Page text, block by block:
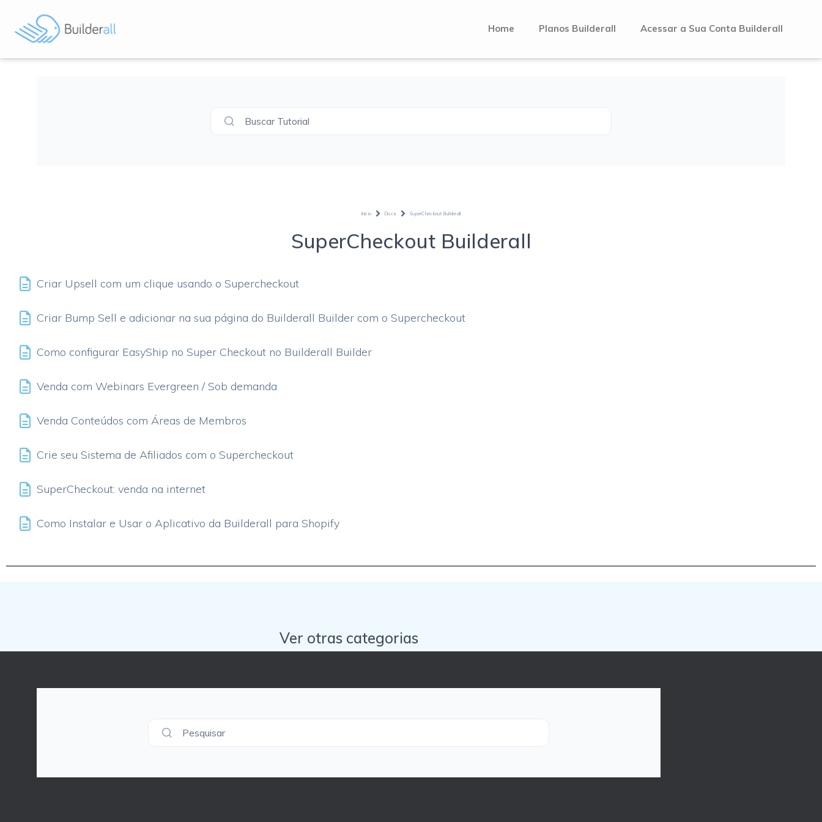
Home Planos Builderall Acessar a Sua Conta Builderall
Buscar Tutorial
Inicio Docs SuperCheckout Builderall
SuperCheckout Builderall
Criar Upsell com um clique usando o Supercheckout
Criar Bump Sell e adicionar na sua página do Builderall Builder com o Supercheckout
Como configurar EasyShip no Super Checkout no Builderall Builder
Venda com Webinars Evergreen / Sob demanda
Venda Conteúdos com Áreas de Membros
Crie seu Sistema de Afiliados com o Supercheckout
SuperCheckout: venda na internet
Como Instalar e Usar o Aplicativo da Builderall para Shopify
Ver otras categorias
Pesquisar